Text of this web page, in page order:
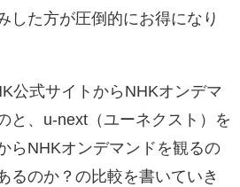
した方が圧倒的にお得になり
公式サイトからNHKオンデマ
と、u-next（ユーネクスト）を
らNHKオンデマンドを観るの
るのか？の比較を書いていき